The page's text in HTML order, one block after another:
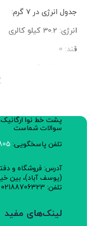
جدول انرژی در 7 گرم:
انرژی: 30.2 کیلو کالری
قند: 0
شماره پروانه بهداشتی
پشت خط نوا
سوالات شماست
تلفن پاسخگویی:
آدرس: فروشگاه و
تلفن: 02188706323
لینک‌های مفید